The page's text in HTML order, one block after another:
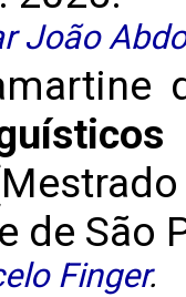
João
de São
Finger.